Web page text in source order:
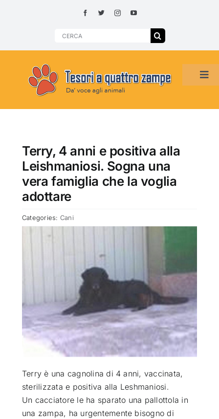
Search
HOME
SMARRITI O DA ADOTTARE
CHI SIAMO
RUBRICHE
SEMPRE CON ME
Terry, 4 anni e positiva alla
Leishmaniosi. Sogna una
vera famiglia che la voglia
adottare
Categories: Cani
Terry è una cagnolina di 4 anni, vaccinata,
sterilizzata e positiva alla Leshmaniosi.
Un cacciatore le ha sparato una pallottola in
una zampa, ha urgentemente bisogno di